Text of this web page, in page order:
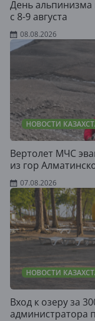
День
с 8-9 августа
08.08.2026
НОВОСТИ
Вертолет МЧС
из гор
07.08.2026
НОВОСТИ
Вход к озеру за
администратора